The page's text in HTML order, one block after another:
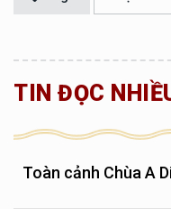
TIN ĐỌC
Toàn cảnh Chùa A